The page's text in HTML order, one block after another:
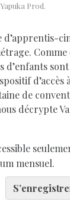
Prod.
d’apprentis-
Comme
d’enfants
d’accès
de
décrypte
mensuel.